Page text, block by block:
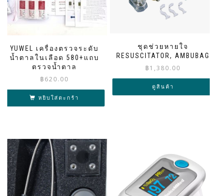
YUWEL เครื่องตรวจระดับ
น้ำตาลในเลือด 580+แถบ
ตรวจน้ำตาล
฿620.00
หยิบใส่ตะกร้า
ชุดช่วยหายใจ
RESUSCITATOR, AMBUBAG
฿1,380.00
ดูสินค้า